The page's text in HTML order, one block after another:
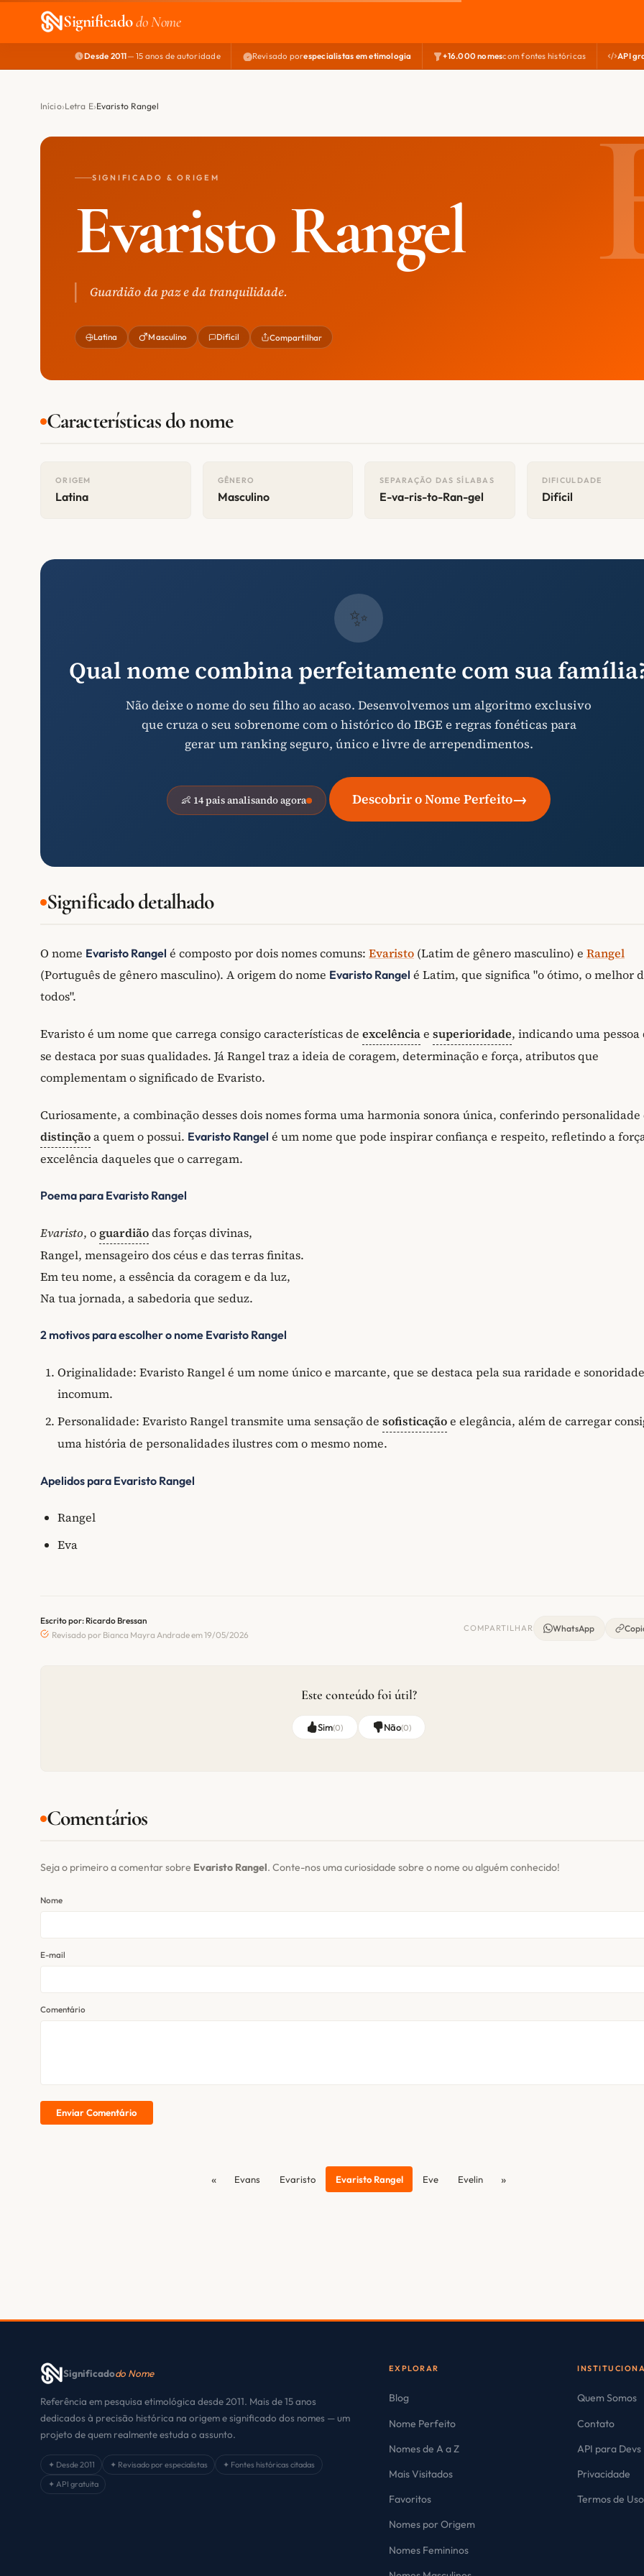
Significadodo Nome
Desde 2011— 15 anos de autoridade Revisado porespecialistas em etimologia +16.000 nomescom fontes históricas API
Início Letra E Evaristo Rangel
SIGNIFICADO & ORIGEM
Evaristo Rangel
Guardião da paz e da tranquilidade.
Latina Masculino Difícil Compartilhar
Características do nome
ORIGEM
Latina
GÊNERO
Masculino
SEPARAÇÃO DAS SÍLABAS
E-va-ris-to-Ran-gel
DIFICULDADE
Difícil
✨
Qual nome combina perfeitamente com sua
Não deixe o nome do seu filho ao acaso. Desenvolvemos um algoritmo exclusivo
que cruza o seu sobrenome com o histórico do IBGE e regras fonéticas para
gerar um ranking seguro, único e livre de arrependimentos.
👶 14 pais analisando agora Descobrir o Nome Perfeito→
Significado detalhado
O nome Evaristo Rangel é composto por dois nomes comuns: Evaristo (Latim de gênero masculino) e Rangel
(Português de gênero masculino). A origem do nome Evaristo Rangel é Latim, que significa "o ótimo, o melhor
todos".
Evaristo é um nome que carrega consigo características de excelênciae superioridade, indicando uma pessoa
se destaca por suas qualidades. Já Rangel traz a ideia de coragem, determinação e força, atributos que
complementam o significado de Evaristo.
Curiosamente, a combinação desses dois nomes forma uma harmonia sonora única, conferindo personalidade
distinçãoa quem o possui. Evaristo Rangel é um nome que pode inspirar confiança e respeito, refletindo a
excelência daqueles que o carregam.
Poema para Evaristo Rangel
Evaristo, oguardiãodas forças divinas,
Rangel, mensageiro dos céus e das terras finitas.
Em teu nome, a essência da coragem e da luz,
Na tua jornada, a sabedoria que seduz.
2 motivos para escolher o nome Evaristo Rangel
Originalidade: Evaristo Rangel é um nome único e marcante, que se destaca pela sua raridade e sonoridade
incomum.
Personalidade: Evaristo Rangel transmite uma sensação de sofisticaçãoe elegância, além de carregar
uma história de personalidades ilustres com o mesmo nome.
Apelidos para Evaristo Rangel
Rangel
Eva
Escrito por: Ricardo Bressan
Revisado por Bianca Mayra Andrade em 19/05/2026
COMPARTILHAR WhatsApp
Este conteúdo foi útil?
Sim(0) Não(0)
Comentários
Seja o primeiro a comentar sobre Evaristo Rangel. Conte-nos uma curiosidade sobre o nome ou alguém conhecido!
Nome
E-mail
Comentário
Enviar Comentário
« Evans Evaristo Evaristo Rangel Eve Evelin »
Significadodo Nome
Referência em pesquisa etimológica desde 2011. Mais de 15 anos
dedicados à precisão histórica na origem e significado dos nomes — um
projeto de quem realmente estuda o assunto.
✦ Desde 2011 ✦ Revisado por especialistas
✦ Fontes históricas citadas
✦ API gratuita
EXPLORAR
Blog
Nome Perfeito
Nomes de A a Z
Mais Visitados
Favoritos
Nomes por Origem
Nomes Femininos
Quem Somos
Contato
API para Devs
Privacidade
Termos de Uso